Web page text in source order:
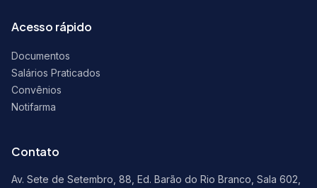
Acesso rápido
Documentos
Salários Praticados
Convênios
Notifarma
Contato
Av. Sete de Setembro, 88, Ed. Barão do Rio Branco, Sala 602,